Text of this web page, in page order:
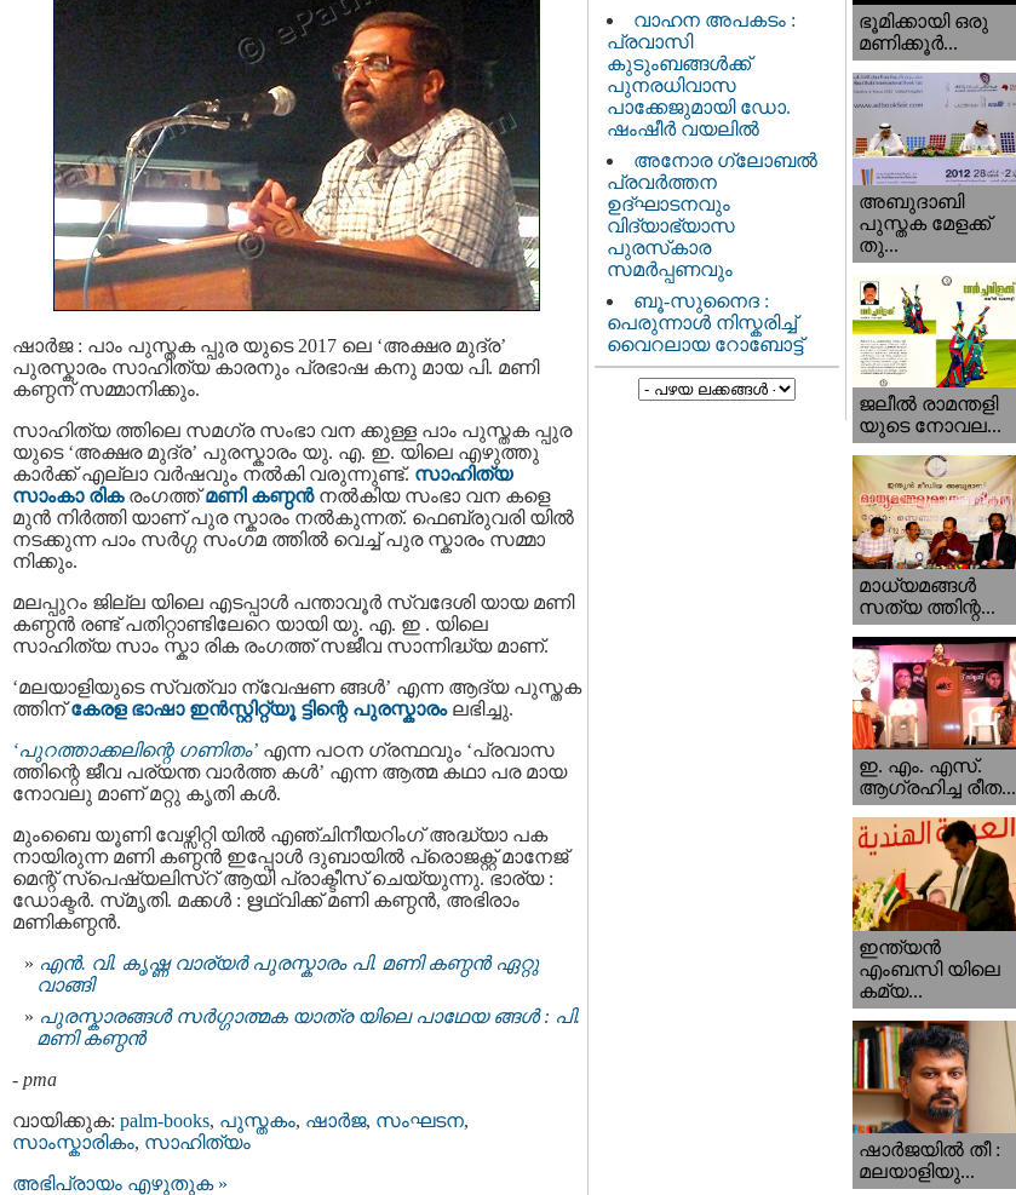
ഷാർജ : പാം പുസ്തക പ്പുര യുടെ 2017 ലെ ‘അക്ഷര മുദ്ര’
പുരസ്കാരം സാഹിത്യ കാരനും പ്രഭാഷ കനു മായ പി. മണി
കണ്ഠന് സമ്മാനിക്കും.
സാഹിത്യ ത്തിലെ സമഗ്ര സംഭാ വന ക്കുള്ള പാം പുസ്തക പ്പുര
യുടെ ‘അക്ഷര മുദ്ര’ പുരസ്കാരം യു. എ. ഇ. യിലെ എഴുത്തു
കാർക്ക് എല്ലാ വർഷവും നൽകി വരുന്നുണ്ട്. സാഹിത്യ
സാംകാ രിക രംഗത്ത്മണി കണ്ഠൻനൽകിയ സംഭാ വന കളെ
മുൻ നിർത്തി യാണ് പുര സ്കാരം നൽകുന്നത്. ഫെബ്രുവരി യിൽ
നടക്കുന്ന പാം സർഗ്ഗ സംഗമ ത്തിൽ വെച്ച് പുര സ്കാരം സമ്മാ
നിക്കും.
മലപ്പുറം ജില്ല യിലെ എടപ്പാൾ പന്താവൂർ സ്വദേശി യായ മണി
കണ്ഠൻ രണ്ട് പതിറ്റാണ്ടിലേറെ യായി യു. എ. ഇ . യിലെ
സാഹിത്യ സാം സ്കാ രിക രംഗത്ത് സജീവ സാന്നിദ്ധ്യ മാണ്.
‘മലയാളിയുടെ സ്വത്വാ ന്വേഷണ ങ്ങൾ’ എന്ന ആദ്യ പുസ്തക
ത്തിന്കേരള ഭാഷാ ഇന്‍സ്റ്റിറ്റ്യൂ ട്ടിന്റെ പുരസ്കാരം ലഭിച്ചു.
‘പുറത്താക്കലിന്റെ ഗണിതം’ എന്ന പഠന ഗ്രന്ഥവും ‘പ്രവാസ
ത്തിന്റെ ജീവ പര്യന്ത വാർത്ത കൾ’ എന്ന ആത്മ കഥാ പര മായ
നോവലു മാണ് മറ്റു കൃതി കൾ.
മുംബൈ യൂണി വേഴ്സിറ്റി യിൽ എഞ്ചിനീയറിംഗ് അദ്ധ്യാ പക
നായിരുന്ന മണി കണ്ഠൻ ഇപ്പോൾ ദുബായിൽ പ്രൊജക്റ്റ് മാനേജ്‍
മെന്റ് സ്പെഷ്യലിസ്റ് ആയി പ്രാക്ടീസ് ചെയ്യുന്നു. ഭാര്യ :
ഡോക്ടർ. സ്‌മൃതി. മക്കൾ : ഋഥ്വിക്ക് മണി കണ്ഠൻ, അഭിരാം
മണികണ്ഠൻ.
എന്‍. വി. കൃഷ്ണ വാര്യര്‍ പുരസ്കാരം പി. മണി കണ്ഠന്‍ ഏറ്റു
വാങ്ങി
പുരസ്കാരങ്ങള്‍ സര്‍ഗ്ഗാത്മക യാത്ര യിലെ പാഥേയ ങ്ങള്‍ : പി.
മണി കണ്ഠന്‍
- pma
വായിക്കുക: palm-books, പുസ്തകം, ഷാര്‍ജ, സംഘടന,
സാംസ്കാരികം, സാഹിത്യം
അഭിപ്രായം എഴുതുക »
വാഹന അപകടം :
പ്രവാസി
കുടുംബങ്ങൾക്ക്
പുനരധിവാസ
പാക്കേജുമായി ഡോ.
ഷംഷീർ വയലിൽ
അനോര ഗ്ലോബൽ
പ്രവർത്തന
ഉദ്ഘാടനവും
വിദ്യാഭ്യാസ
പുരസ്‌കാര
സമർപ്പണവും
ബൂ-സുനൈദ :
പെരുന്നാൾ നിസ്കരിച്ച്
വൈറലായ റോബോട്ട്
ഭൂമിക്കായി ഒരു
മണിക്കൂര്‍...
അബുദാബി
പുസ്തക മേളക്ക്
തു...
ജലീല്‍ രാമന്തളി
യുടെ നോവല...
മാധ്യമങ്ങള്‍
സത്യ ത്തിന്റ...
ഇ. എം. എസ്.
ആഗ്രഹിച്ച രീത...
ഇന്ത്യന്‍
എംബസി യിലെ
കമ്യ...
ഷാര്‍ജയില്‍ തീ :
മലയാളിയു...